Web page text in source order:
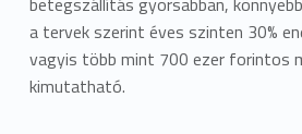
a tervek szerint éves szinten 30%
vagyis több mint 700 ezer forintos
kimutatható.